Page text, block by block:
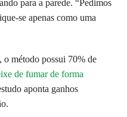
para a parede. “Pedimos
se apenas como uma
o método possui 70% de
de fumar de forma
aponta ganhos